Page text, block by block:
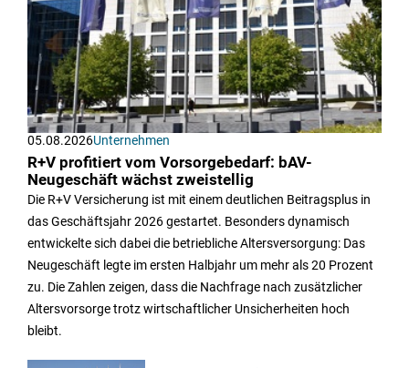
05.08.2026Unternehmen
R+V profitiert vom Vorsorgebedarf: bAV-
Neugeschäft wächst zweistellig
Die R+V Versicherung ist mit einem deutlichen Beitragsplus in
das Geschäftsjahr 2026 gestartet. Besonders dynamisch
entwickelte sich dabei die betriebliche Altersversorgung: Das
Neugeschäft legte im ersten Halbjahr um mehr als 20 Prozent
zu. Die Zahlen zeigen, dass die Nachfrage nach zusätzlicher
Altersvorsorge trotz wirtschaftlicher Unsicherheiten hoch
bleibt.